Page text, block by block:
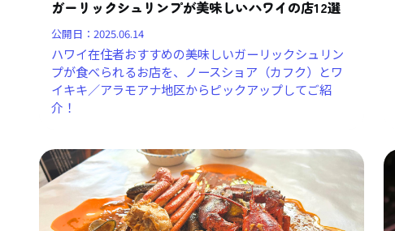
ガーリックシュリンプが美味しいハワイの店12選
公開日：2025.06.14
ハワイ在住者おすすめの美味しいガーリックシュリン
プが食べられるお店を、ノースショア（カフク）とワ
イキキ／アラモアナ地区からピックアップしてご紹
介！